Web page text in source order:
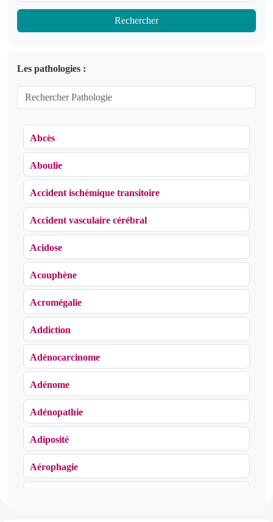
Rechercher
Les pathologies :
Abcès
Aboulie
Accident ischémique transitoire
Accident vasculaire cérébral
Acidose
Acouphène
Acromégalie
Addiction
Adénocarcinome
Adénome
Adénopathie
Adiposité
Aérophagie